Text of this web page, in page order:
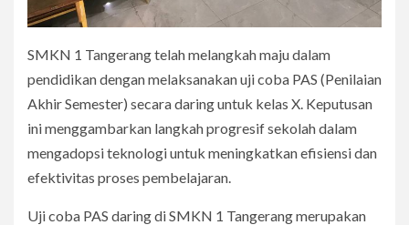
SMKN 1 Tangerang telah melangkah maju dalam
pendidikan dengan melaksanakan uji coba PAS (Penilaian
Akhir Semester) secara daring untuk kelas X. Keputusan
ini menggambarkan langkah progresif sekolah dalam
mengadopsi teknologi untuk meningkatkan efisiensi dan
efektivitas proses pembelajaran.
Uji coba PAS daring di SMKN 1 Tangerang merupakan